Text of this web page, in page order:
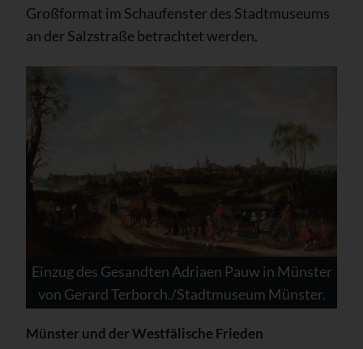
Großformat im Schaufenster des Stadtmuseums
an der Salzstraße betrachtet werden.
Einzug des Gesandten Adriaen Pauw in Münster
von Gerard Terborch./Stadtmuseum Münster.
Münster und der Westfälische Frieden